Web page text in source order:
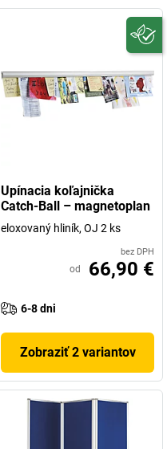
Upínacia koľajnička
Catch-Ball – magnetoplan
eloxovaný hliník, OJ 2 ks
bez DPH
od 66,90 €
6-8 dni
Zobraziť 2 variantov